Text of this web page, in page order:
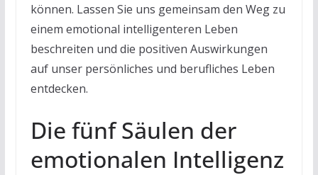
können. Lassen Sie uns gemeinsam den Weg zu
einem emotional intelligenteren Leben
beschreiten und die positiven Auswirkungen
auf unser persönliches und berufliches Leben
entdecken.
Die fünf Säulen der
emotionalen Intelligenz